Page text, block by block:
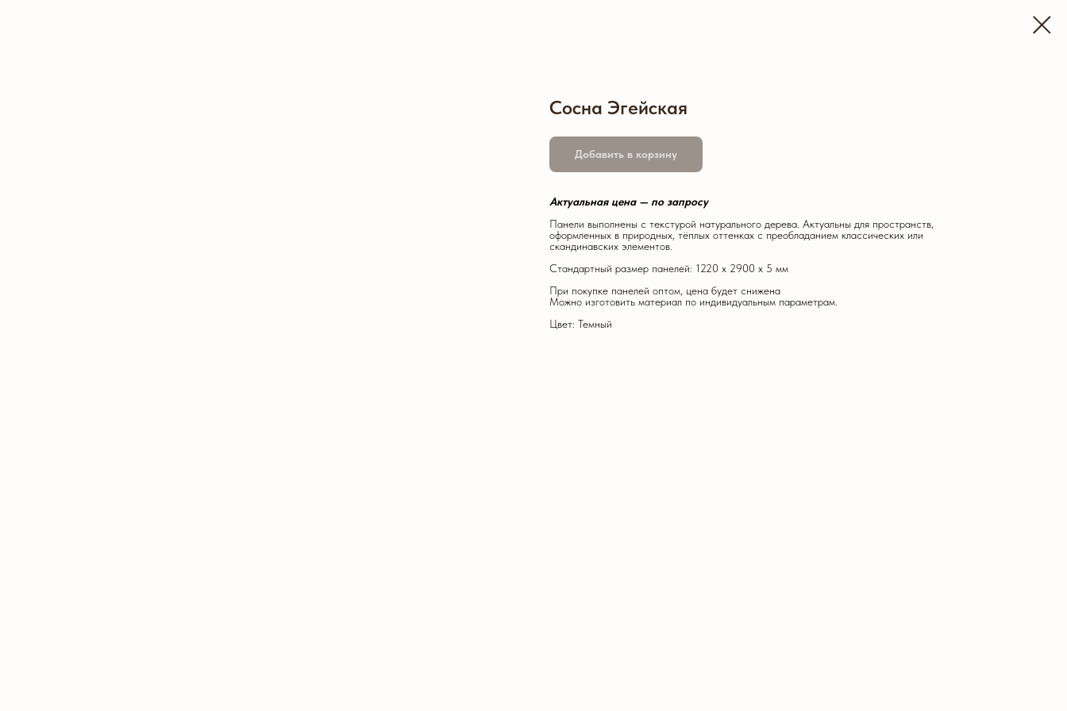
Сосна Эгейская
Добавить в корзину
Актуальная цена — по запросу
Панели выполнены с текстурой натурального дерева. Актуальны для пространств,
оформленных в природных, тёплых оттенках с преобладанием классических или
скандинавских элементов.
Стандартный размер панелей: 1220 х 2900 х 5 мм
При покупке панелей оптом, цена будет снижена
Можно изготовить материал по индивидуальным параметрам.
Цвет: Темный